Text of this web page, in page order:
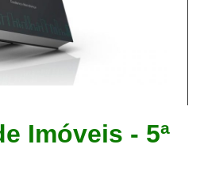
Imóveis - 5ª